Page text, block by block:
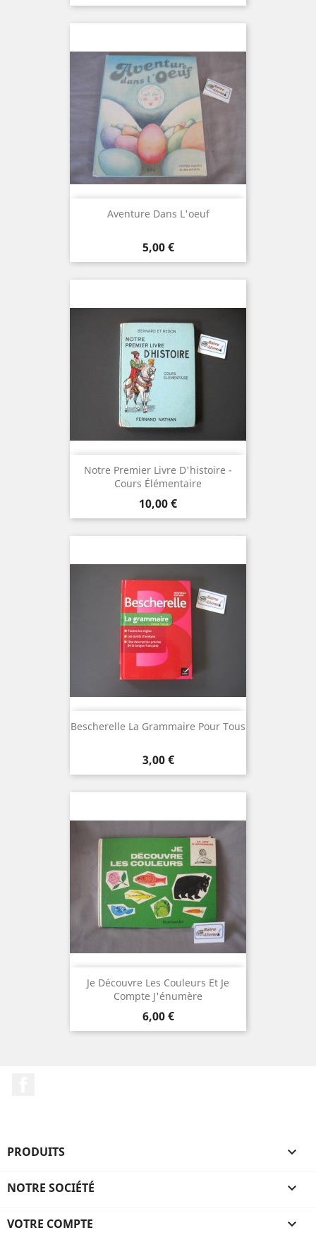
Aventure Dans L'oeuf
Prix
5,00 €
Notre Premier Livre D'histoire -
Cours Élémentaire
Prix
10,00 €
Bescherelle La Grammaire Pour Tous
Prix
3,00 €
Je Découvre Les Couleurs Et Je
Compte J'énumère
Prix
6,00 €
PRODUITS 
NOTRE SOCIÉTÉ 
VOTRE COMPTE 